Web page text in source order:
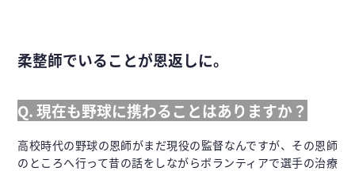
柔整師でいることが恩返しに。
Q. 現在も野球に携わることはありますか？
高校時代の野球の恩師がまだ現役の監督なんですが、その恩師
のところへ行って昔の話をしながらボランティアで選手の治療